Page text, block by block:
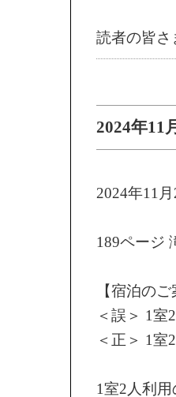
読者の皆さ
2024年11
2024年11
189ページ
【宿泊のご
＜誤＞ 1室
＜正＞ 1室
1室2人利